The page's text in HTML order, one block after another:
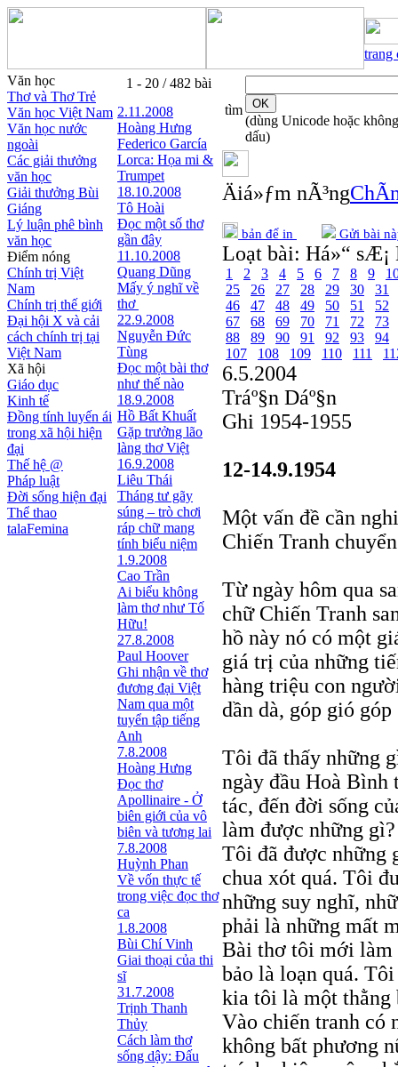
trang
Văn học
Thơ và Thơ Trẻ
Văn học Việt Nam
Văn học nước
ngoài
Các giải thưởng
văn học
Giải thưởng Bùi
Giáng
Lý luận phê bình
văn học
Điểm nóng
Chính trị Việt
Nam
Chính trị thế giới
Đại hội X và cải
cách chính trị tại
Việt Nam
Xã hội
Giáo dục
Kinh tế
Đồng tính luyến ái
trong xã hội hiện
đại
Thế hệ @
Pháp luật
Đời sống hiện đại
Thể thao
talaFemina
1 - 20 / 482 bài
2.11.2008
Hoàng Hưng
Federico García
Lorca: Họa mi &
Trumpet
18.10.2008
Tô Hoài
Đọc một số thơ
gần đây
11.10.2008
Quang Dũng
Mấy ý nghĩ về
thơ
22.9.2008
Nguyễn Đức
Tùng
Đọc một bài thơ
như thế nào
18.9.2008
Hồ Bất Khuất
Gặp trưởng lão
làng thơ Việt
16.9.2008
Liêu Thái
Tháng tư gãy
súng – trò chơi
ráp chữ mang
tính biểu niệm
1.9.2008
Cao Trần
Ai biểu không
làm thơ như Tố
Hữu!
27.8.2008
Paul Hoover
Ghi nhận về thơ
đương đại Việt
Nam qua một
tuyển tập tiếng
Anh
7.8.2008
Hoàng Hưng
Đọc thơ
Apollinaire - Ở
biên giới của vô
biên và tương lai
7.8.2008
Huỳnh Phan
Về vốn thực tế
trong việc đọc thơ
ca
1.8.2008
Bùi Chí Vinh
Giai thoại của thi
sĩ
31.7.2008
Trịnh Thanh
Thủy
Cách làm thơ
sống dậy: Đấu
tìm
(dùng Unicode hoặc không
dấu)
Äiá»ƒm nÃ³ng
bản để in Gửi bài
Loạt bài: Há»“ sÆ¡
1 2 3 4 5 6 7 8 9
25
26 27 28 29 30
31
46
47 48 49 50 51
52
67
68 69 70 71 72
73
88
89 90 91 92 93
94
107
108 109 110 111
6.5.2004
Tráº§n Dáº§n
Ghi 1954-1955
12-14.9.1954
Một vấn đề cần
Chiến Tranh
Từ ngày hôm qua
chữ Chiến Tranh
hồ này nó có một
giá trị của những
hàng triệu con
dần dà, góp gió
Tôi đã thấy những
ngày đầu Hoà Bình
tác, đến đời sống
làm được những
Tôi đã được những
chua xót quá. Tôi
những suy nghĩ,
phải là những mất
Bài thơ tôi mới làm
bảo là loạn quá.
kia tôi là một
Vào chiến tranh có
không bất phương